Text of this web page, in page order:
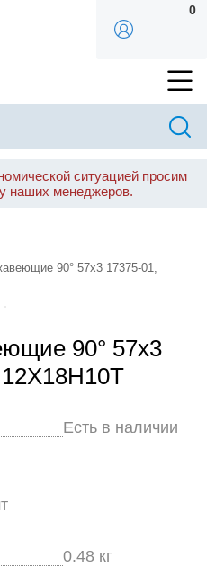
0
ситуацией просим
наших менеджеров.
90° 57х3 17375-01,
90° 57х3
Есть в наличии
0.48 кг